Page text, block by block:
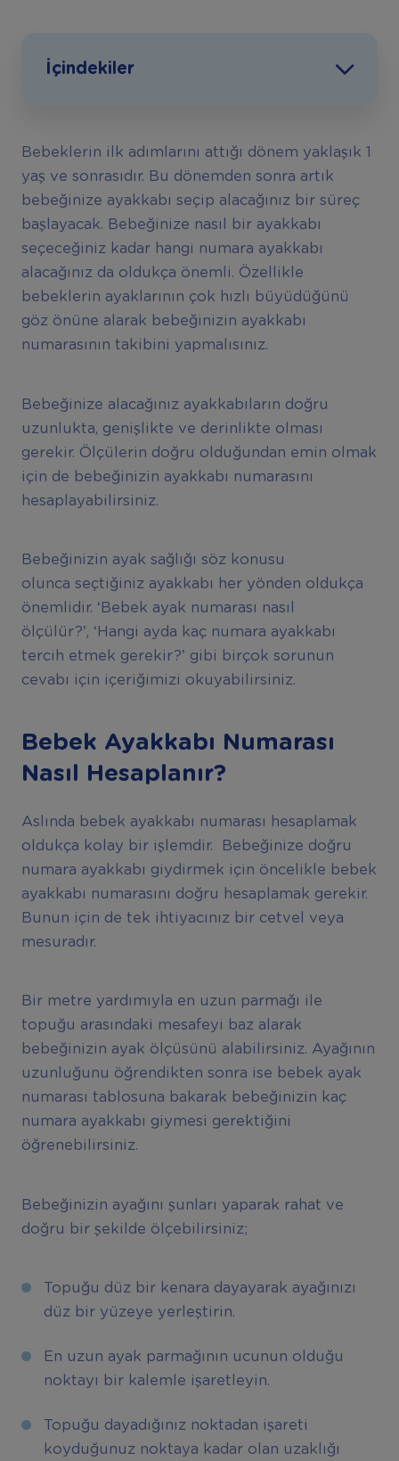
İçindekiler
Bebeklerin ilk adımlarını attığı dönem yaklaşık 1
yaş ve sonrasıdır. Bu dönemden sonra artık
bebeğinize ayakkabı seçip alacağınız bir süreç
başlayacak. Bebeğinize nasıl bir ayakkabı
seçeceğiniz kadar hangi numara ayakkabı
alacağınız da oldukça önemli. Özellikle
bebeklerin ayaklarının çok hızlı büyüdüğünü
göz önüne alarak bebeğinizin ayakkabı
numarasının takibini yapmalısınız.
Bebeğinize alacağınız ayakkabıların doğru
uzunlukta, genişlikte ve derinlikte olması
gerekir. Ölçülerin doğru olduğundan emin olmak
için de bebeğinizin ayakkabı numarasını
hesaplayabilirsiniz.
Bebeğinizin ayak sağlığı söz konusu
olunca seçtiğiniz ayakkabı her yönden oldukça
önemlidir. ‘Bebek ayak numarası nasıl
ölçülür?’, ‘Hangi ayda kaç numara ayakkabı
tercih etmek gerekir?’ gibi birçok sorunun
cevabı için içeriğimizi okuyabilirsiniz.
Bebek Ayakkabı Numarası
Nasıl Hesaplanır?
Aslında bebek ayakkabı numarası hesaplamak
oldukça kolay bir işlemdir. Bebeğinize doğru
numara ayakkabı giydirmek için öncelikle bebek
ayakkabı numarasını doğru hesaplamak gerekir.
Bunun için de tek ihtiyacınız bir cetvel veya
mesuradır.
Bir metre yardımıyla en uzun parmağı ile
topuğu arasındaki mesafeyi baz alarak
bebeğinizin ayak ölçüsünü alabilirsiniz. Ayağının
uzunluğunu öğrendikten sonra ise bebek ayak
numarası tablosuna bakarak bebeğinizin kaç
numara ayakkabı giymesi gerektiğini
öğrenebilirsiniz.
Bebeğinizin ayağını şunları yaparak rahat ve
doğru bir şekilde ölçebilirsiniz;
Topuğu düz bir kenara dayayarak ayağınızı
düz bir yüzeye yerleştirin.
En uzun ayak parmağının ucunun olduğu
noktayı bir kalemle işaretleyin.
Topuğu dayadığınız noktadan işareti
koyduğunuz noktaya kadar olan uzaklığı